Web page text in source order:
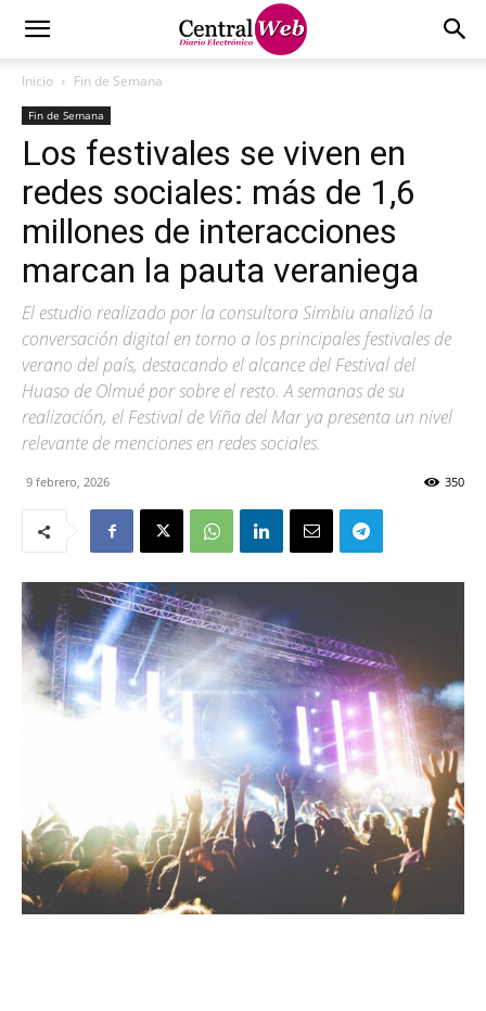
Inicio Fin de Semana
Fin de Semana
Los festivales se viven en
redes sociales: más de 1,6
millones de interacciones
marcan la pauta veraniega
El estudio realizado por la consultora Simbiu analizó la
conversación digital en torno a los principales festivales de
verano del país, destacando el alcance del Festival del
Huaso de Olmué por sobre el resto. A semanas de su
realización, el Festival de Viña del Mar ya presenta un nivel
relevante de menciones en redes sociales.
9 febrero, 2026 350